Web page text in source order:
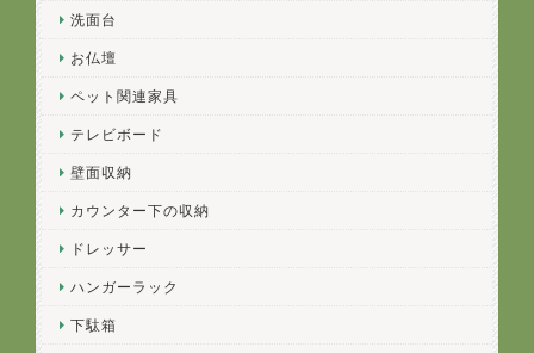
洗面台
お仏壇
ペット関連家具
テレビボード
壁面収納
カウンター下の収納
ドレッサー
ハンガーラック
下駄箱